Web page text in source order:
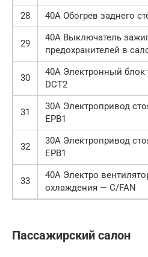
28
40А Обогрев заднего
29
40А Выключатель
предохранителей в
30
40А Электронный
DCT2
31
30А Электропривод
EPB1
32
30А Электропривод
EPB1
33
40А Электро
охлаждения — C/FAN
Пассажирский салон